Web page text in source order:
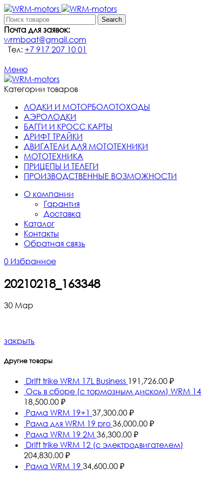
Search
Почта для заявок:
wrmboat@gmail.com
Тел: +7 917 207 10 01
Меню
Категории товаров
ЛОДКИ И МОТОРБОЛОТОХОДЫ
АЭРОЛОДКИ
БАГГИ И КРОСС КАРТЫ
ДРИФТ ТРАЙКИ
ДВИГАТЕЛИ ДЛЯ МОТОТЕХНИКИ
МОТОТЕХНИКА
ПРИЦЕПЫ И ТЕЛЕГИ
ПРОИЗВОДСТВЕННЫЕ ВОЗМОЖНОСТИ
О компании
Гарантия
Доставка
Каталог
Контакты
Обратная связь
0 Избранное
20210218_163348
30 Мар
закрыть
Другие товары
Drift trike WRM 17L Business 191,726.00 ₽
Ось в сборе (с тормозным диском) WRM 14
18,500.00 ₽
Рама WRM 19+1 37,300.00 ₽
Рама для WRM 19 pro 36,000.00 ₽
Рама WRM 19 2М 36,300.00 ₽
Drift trike WRM 12 (с электродвигателем)
204,830.00 ₽
Рама WRM 19 34,600.00 ₽